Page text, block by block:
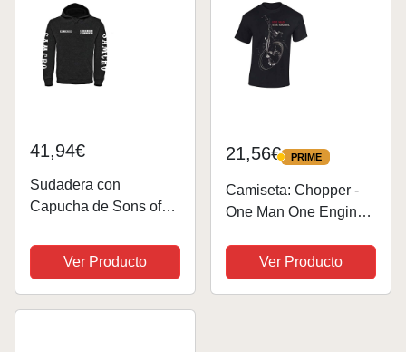
Serie...
41,94€
Sudadera con
Capucha de Sons of
Redwood Original de
Jax Teller (L)
Ver Producto
21,56€ PRIME
PRIME
Camiseta: Chopper -
One Man One Engine -
Shirt Biker Hombre-s y
Mujer-es - Motocicleta -
Bike - Moto Club -
Ver Producto